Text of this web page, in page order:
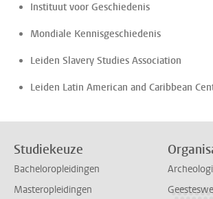
Instituut voor Geschiedenis
Mondiale Kennisgeschiedenis
Leiden Slavery Studies Association
Leiden Latin American and Caribbean
Studiekeuze
Bacheloropleidingen
Masteropleidingen